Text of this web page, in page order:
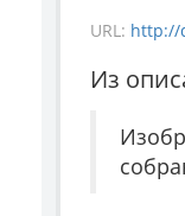
URL: http://data.sgm.ru/
Из